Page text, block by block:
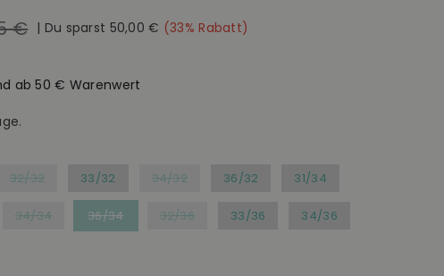
€ | Du sparst 50,00 € (33% Rabatt)
ab 50 € Warenwert
32/32 33/32 34/32 36/32 31/34
34/34 36/34 32/36 33/36 34/36